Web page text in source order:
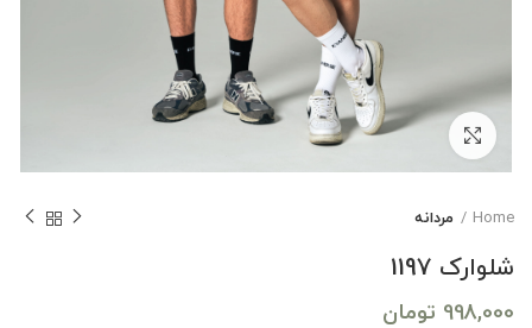
بزرگنمایی تصویر
Home مردانه
شلوارک 1197
998,000 تومان